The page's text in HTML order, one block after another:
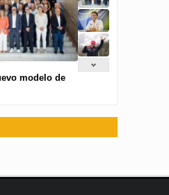
modelo de